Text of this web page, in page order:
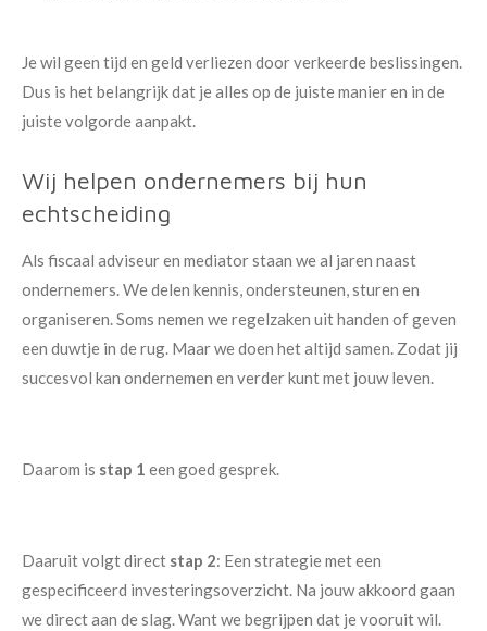
Je wil geen tijd en geld verliezen door verkeerde beslissingen.
Dus is het belangrijk dat je alles op de juiste manier en in de
juiste volgorde aanpakt.
Wij helpen ondernemers bij hun
echtscheiding
Als fiscaal adviseur en mediator staan we al jaren naast
ondernemers. We delen kennis, ondersteunen, sturen en
organiseren. Soms nemen we regelzaken uit handen of geven
een duwtje in de rug. Maar we doen het altijd samen. Zodat jij
succesvol kan ondernemen en verder kunt met jouw leven.
Daarom is stap 1 een goed gesprek.
Daaruit volgt direct stap 2: Een strategie met een
gespecificeerd investeringsoverzicht. Na jouw akkoord gaan
we direct aan de slag. Want we begrijpen dat je vooruit wil.